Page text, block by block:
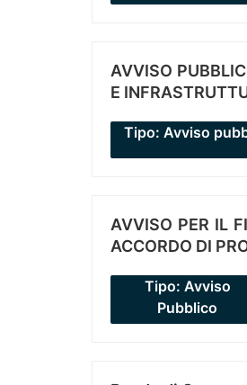
AVVISO
E
Tipo: Avviso
AVVISO PER IL
ACCORDO DI
Tipo: Avviso
Pubblico